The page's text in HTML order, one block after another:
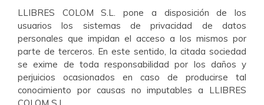
LLIBRES COLOM S.L. pone a disposición de los
usuarios los sistemas de privacidad de datos
personales que impidan el acceso a los mismos por
parte de terceros. En este sentido, la citada sociedad
se exime de toda responsabilidad por los daños y
perjuicios ocasionados en caso de producirse tal
conocimiento por causas no imputables a LLIBRES